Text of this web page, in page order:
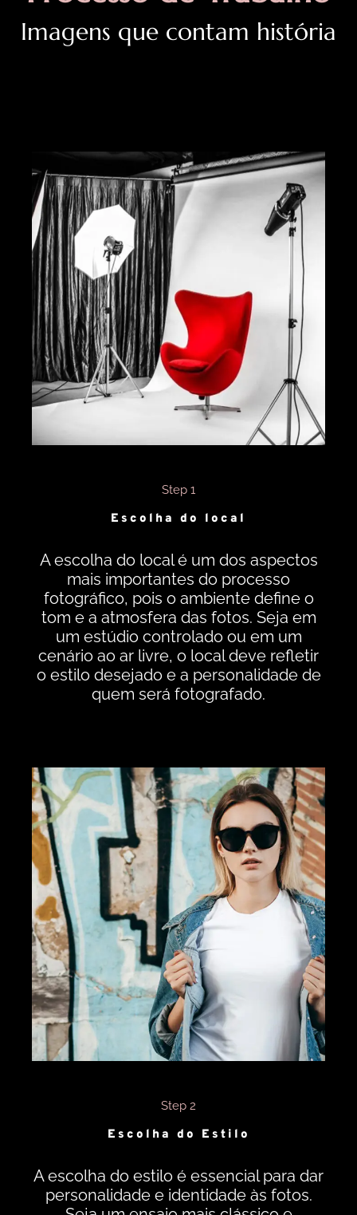
Imagens que contam história
Step 1
Escolha do local
A escolha do local é um dos aspectos
mais importantes do processo
fotográfico, pois o ambiente define o
tom e a atmosfera das fotos. Seja em
um estúdio controlado ou em um
cenário ao ar livre, o local deve refletir
o estilo desejado e a personalidade de
quem será fotografado.
Step 2
Escolha do Estilo
A escolha do estilo é essencial para dar
personalidade e identidade às fotos.